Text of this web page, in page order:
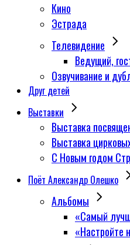
Кино
Эстрада
Телевидение
Ведущий,
Озвучивание и
Друг детей
Выставки
Выставка
Выставка
С Новым годом
Поёт Александр Олешко
Альбомы
«Самый
«Настройте